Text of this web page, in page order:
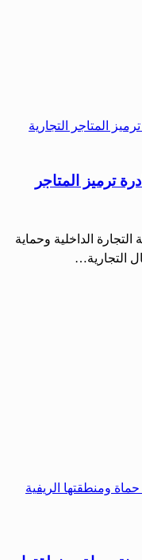
ترميز المتاجر
الداخلية وحماية
التجارية…